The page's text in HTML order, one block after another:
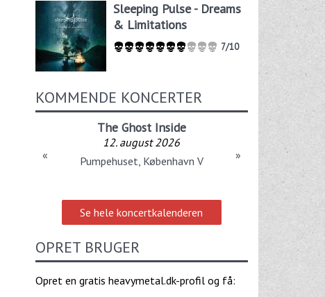
Sleeping Pulse - Dreams
& Limitations
7/10
KOMMENDE KONCERTER
The Ghost Inside
12. august 2026
Pumpehuset, København V
« »
Se hele koncertkalenderen
OPRET BRUGER
Opret en gratis heavymetal.dk-profil og få: